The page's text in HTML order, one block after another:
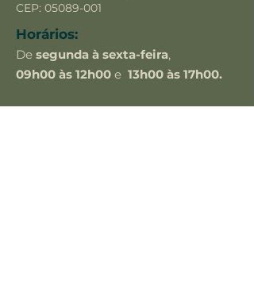
CEP: 05089-001
Horários:
De segunda à sexta-feira,
09h00 às 12h00 e 13h00 às 17h00.